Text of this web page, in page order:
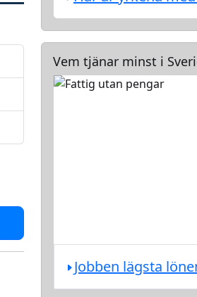
Vem tjänar minst i
Jobben lägsta